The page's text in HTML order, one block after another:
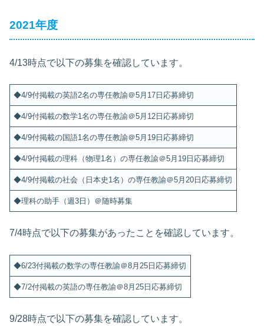
2021年度
4/13時点で以下の募集を確認しています。
◆4/9付掲載の英語2名の専任教諭＠5月17日応募締切
◆4/9付掲載の数学1名の専任教諭＠5月12日応募締切
◆4/9付掲載の国語1名の専任教諭＠5月19日応募締切
◆4/9付掲載の理科（物理1名）の専任教諭＠5月19日応募締切
◆4/9付掲載の社会（日本史1名）の専任教諭＠5月20日応募締切
◆理科の助手（週3日）＠随時募集
7/4時点で以下の募集があったことを確認しています。
◆6/23付掲載の数学の専任教諭＠8月25日応募締切
◆7/2付掲載の英語の専任教諭＠8月25日応募締切
9/28時点で以下の募集を確認しています。